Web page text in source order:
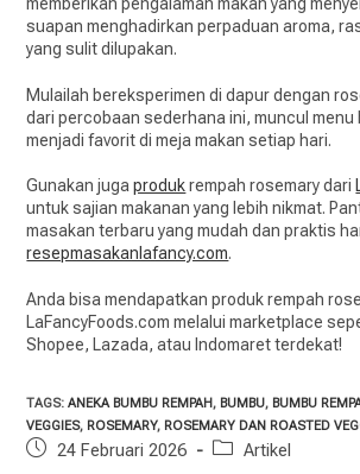
memberikan pengalaman makan yang
suapan menghadirkan perpaduan aroma,
yang sulit dilupakan.
Mulailah bereksperimen di dapur dengan
dari percobaan sederhana ini, muncul menu
menjadi favorit di meja makan setiap hari.
Gunakan jugaprodukrempah rosemary dari
untuk sajian makanan yang lebih nikmat.
masakan terbaru yang mudah dan praktis
resepmasakanlafancy.com.
Anda bisa mendapatkan produk rempah
LaFancyFoods.com melalui marketplace
Shopee, Lazada, atau Indomaret terdekat!
TAGS:ANEKA BUMBU REMPAH, BUMBU, BUMBU
VEGGIES, ROSEMARY, ROSEMARY DAN ROASTED
24 Februari 2026 Artikel